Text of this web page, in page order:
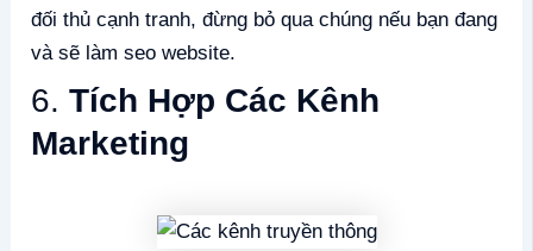
đối thủ cạnh tranh, đừng bỏ qua chúng nếu bạn đang
và sẽ làm seo website.
6.Tích Hợp Các Kênh
Marketing